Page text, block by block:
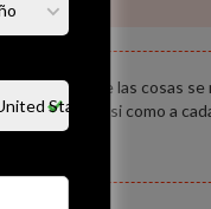
gusta que las cosas se
hasi como a